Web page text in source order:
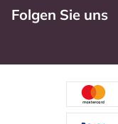
Folgen Sie uns